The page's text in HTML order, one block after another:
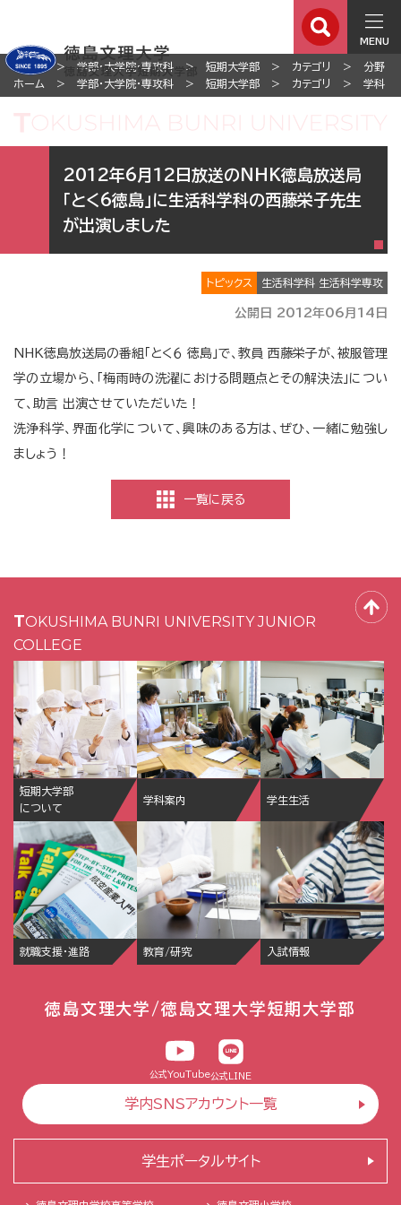
MENU
ホーム 学部・大学院・専攻科 短期大学部 カテゴリ
分野
ホーム
学部・大学院・専攻科 短期大学部 カテゴリ 学科
2012年6月12日放送のNHK徳島放送局
「とく6徳島」に生活科学科の西藤栄子先生
が出演しました
トピックス 生活科学科 生活科学専攻
公開日 2012年06月14日
NHK徳島放送局の番組「とく６ 徳島」で、教員 西藤栄子が、被服管理
学の立場から、「梅雨時の洗濯における問題点とその解決法」につい
て、助言 出演させていただいた！
洗浄科学、界面化学について、興味のある方は、ぜひ、一緒に勉強し
ましょう！
一覧に戻る
TOKUSHIMA BUNRI UNIVERSITY JUNIOR
COLLEGE
短期大学部
について
学科案内 学生生活
就職支援・進路 教育/研究 入試情報
徳島文理大学/徳島文理大学短期大学部
公式YouTube公式LINE
学内SNSアカウント一覧
学生ポータルサイト